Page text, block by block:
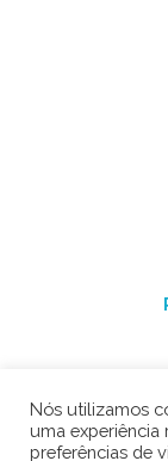
Nós utilizamos
uma experiência
preferências de